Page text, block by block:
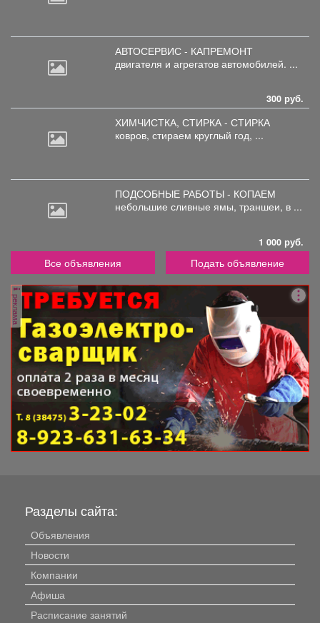
АВТОСЕРВИС - КАПРЕМОНТ
двигателя и агрегатов автомобилей. ...
300 руб.
ХИМЧИСТКА, СТИРКА - СТИРКА
ковров, стираем круглый год, ...
ПОДСОБНЫЕ РАБОТЫ - КОПАЕМ
небольшие сливные ямы, траншеи, в ...
1 000 руб.
Все объявления Подать объявление
реклама
Разделы сайта:
Объявления
Новости
Компании
Афиша
Расписание занятий